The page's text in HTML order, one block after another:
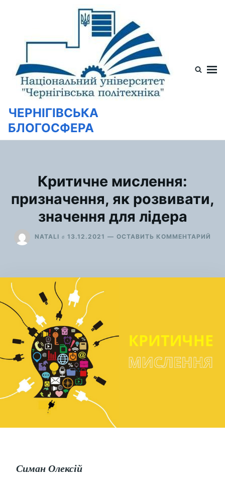
содержимому
ЧЕРНІГІВСЬКА
БЛОГОСФЕРА
Критичне мислення:
призначення, як розвивати,
значення для лідера
NATALI в 13.12.2021 ОСТАВИТЬ КОММЕНТАРИЙ
Симан Олексій